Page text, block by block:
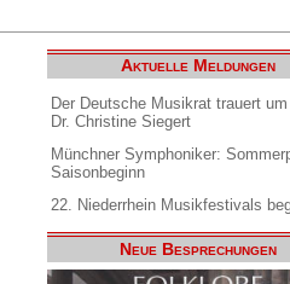
Aktuelle Meldungen
Der Deutsche Musikrat trauert
Dr. Christine Siegert
Münchner Symphoniker:
Saisonbeginn
22. Niederrhein Musikfestivals
Neue Besprechungen